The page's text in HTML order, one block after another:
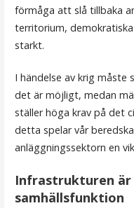
förmåga att slå tillbaka
territorium,
starkt.
I händelse av krig måste
det är möjligt, medan
ställer höga krav på det
detta spelar vår
anläggningssektorn en
Infrastrukturen
samhällsfunktion